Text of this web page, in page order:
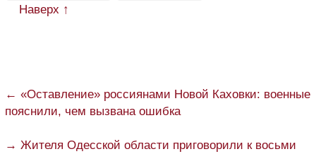
Наверх ↑
← «Оставление» россиянами Новой Каховки: военные
пояснили, чем вызвана ошибка
→ Жителя Одесской области приговорили к восьми